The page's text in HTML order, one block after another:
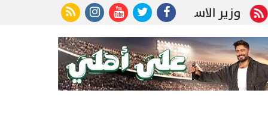
الاستثمار يبحث مع نائب وزير التنمية الاقتصادية